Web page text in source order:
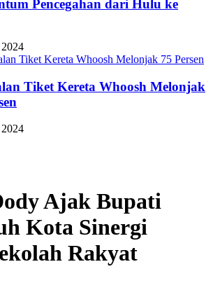
Pencegahan dari Hulu ke
Tiket Kereta Whoosh Melonjak
Ajak Bupati
Kota Sinergi
Rakyat